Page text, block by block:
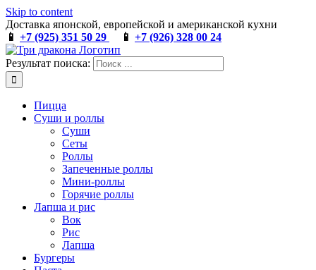
Skip to content
Доставка японской, европейской и американской кухни
📱 +7 (925) 351 50 29 📱 +7 (926) 328 00 24
Результат поиска:
Пицца
Суши и роллы
Суши
Сеты
Роллы
Запеченные роллы
Мини-роллы
Горячие роллы
Лапша и рис
Вок
Рис
Лапша
Бургеры